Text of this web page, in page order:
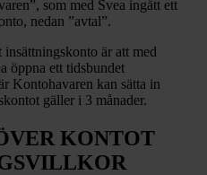
som med Svea ingått ett
nedan ”avtal”.
är att med
öppna ett tidsbundet
Kontohavaren kan sätta in
gäller i 3 månader.
KONTOT